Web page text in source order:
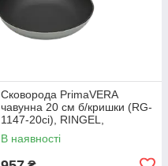
Сковорода PrimaVERA
чавунна 20 см б/кришки (RG-
1147-20ci), RINGEL,
Арт.74480
В наявності